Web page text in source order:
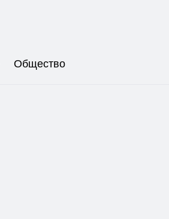
Общество